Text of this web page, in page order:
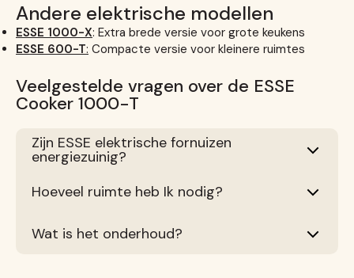
Andere elektrische modellen
ESSE 1000-X: Extra brede versie voor grote keukens
ESSE 600-T: Compacte versie voor kleinere ruimtes
Veelgestelde vragen over de ESSE
Cooker 1000-T
Zijn ESSE elektrische fornuizen
energiezuinig?
Hoeveel ruimte heb Ik nodig?
Wat is het onderhoud?